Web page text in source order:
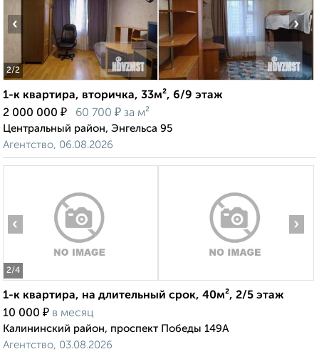
2/2
‹ ›
1-к квартира, вторичка, 33м², 6/9 этаж
2 000 000 ₽ 60 700 ₽ за м²
Центральный район, Энгельса 95
Агентство, 06.08.2026
2/4
‹ ›
1-к квартира, на длительный срок, 40м², 2/5 этаж
10 000 ₽ в месяц
Калининский район, проспект Победы 149А
Агентство, 03.08.2026